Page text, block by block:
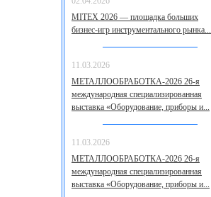
MITEX 2026 — площадка больших
бизнес‑игр инструментального рынка...
11.03.2026
МЕТАЛЛООБРАБОТКА-2026 26-я
международная специализированная
выставка «Оборудование, приборы и...
11.03.2026
МЕТАЛЛООБРАБОТКА-2026 26-я
международная специализированная
выставка «Оборудование, приборы и...